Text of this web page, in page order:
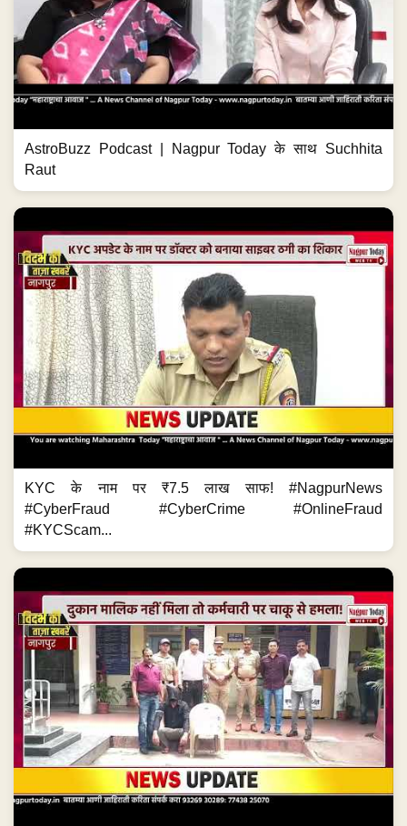
AstroBuzz Podcast | Nagpur Today के साथ Suchhita
Raut
KYC के नाम पर ₹7.5 लाख साफ! #NagpurNews
#CyberFraud #CyberCrime #OnlineFraud
#KYCScam...